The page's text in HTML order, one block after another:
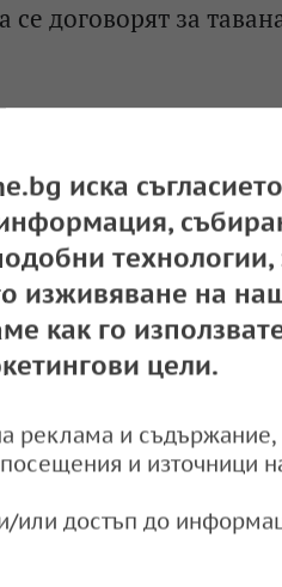
договорят за
иска
технологии,
изживяване на
как го
цели.
реклама и съдържание,
и източници
или достъп до